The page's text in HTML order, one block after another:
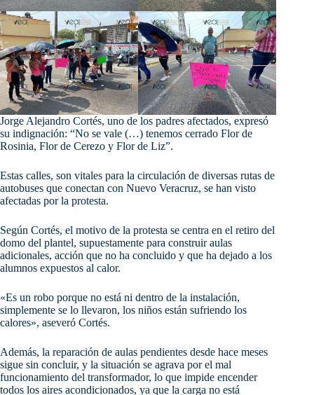
Jorge Alejandro Cortés, uno de los padres afectados, expresó
su indignación: “No se vale (…) tenemos cerrado Flor de
Rosinia, Flor de Cerezo y Flor de Liz”.
Estas calles, son vitales para la circulación de diversas rutas de
autobuses que conectan con Nuevo Veracruz, se han visto
afectadas por la protesta.
Según Cortés, el motivo de la protesta se centra en el retiro del
domo del plantel, supuestamente para construir aulas
adicionales, acción que no ha concluido y que ha dejado a los
alumnos expuestos al calor.
«Es un robo porque no está ni dentro de la instalación,
simplemente se lo llevaron, los niños están sufriendo los
calores», aseveró Cortés.
Además, la reparación de aulas pendientes desde hace meses
sigue sin concluir, y la situación se agrava por el mal
funcionamiento del transformador, lo que impide encender
todos los aires acondicionados, ya que la carga no está